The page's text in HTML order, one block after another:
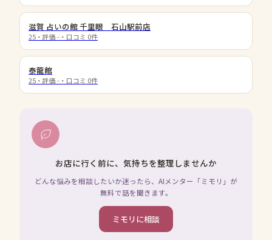
滋賀 占いの館 千里眼 石山駅前店
25 ・評価 - ・口コミ 0件
泰龍館
25 ・評価 - ・口コミ 0件
お店に行く前に、気持ちを整理しませんか
どんな悩みを相談したいか迷ったら、AIメンター「ミモリ」が
無料で話を聞きます。
ミモリに相談